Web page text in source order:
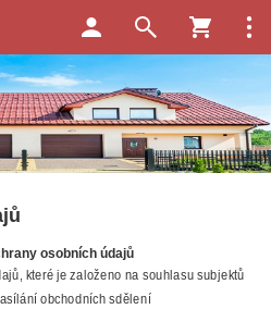
osobních údajů
které je založeno na souhlasu subjektů
obchodních sdělení